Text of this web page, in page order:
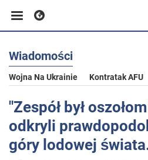
Biznes
Sport
Rozrywka
Wiadomości
Wojna Na Ukrainie Kontratak AFU
"Zespół był
odkryli
góry lodowej